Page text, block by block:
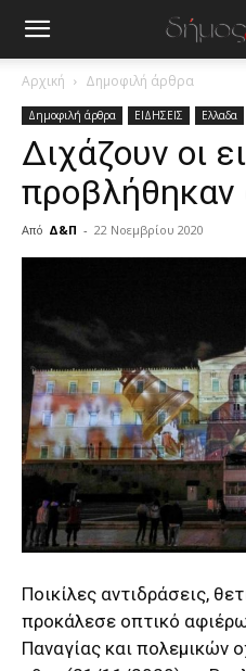
Αρχική Δημοφιλή άρθρα
Δημοφιλή άρθρα ΕΙΔΗΣΕΙΣ Ελλαδα
Διχάζουν οι
προβλήθηκαν
Από Δ&Π - 22 Νοεμβρίου 2020
cam
show.desi
xxx
brandi
lyons
teaches
you
the
meaning
pain.
pornhun
hd
porn
Ποικίλες αντιδράσεις,
προκάλεσε οπτικό
Παναγίας και πολεμικών